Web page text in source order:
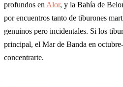
profundos en Alor, y la Bahía de
por encuentros tanto de tiburones
genuinos pero incidentales. Si los
principal, el Mar de Banda en
concentrarte.